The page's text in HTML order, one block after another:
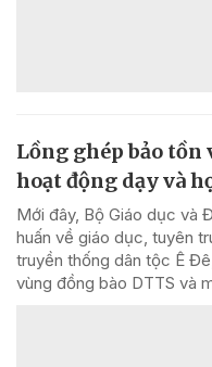
Lồng ghép bảo
hoạt động dạy và
Mới đây, Bộ Giáo dục và
huấn về giáo dục, tuyên
truyền thống dân tộc Ê
vùng đồng bào DTTS và